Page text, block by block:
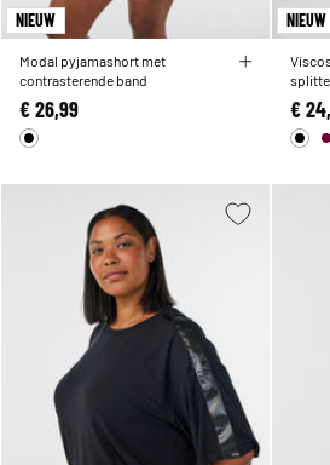
NIEUW
Modal pyjamashort met
contrasterende band
€ 26,99
NIEUW
€